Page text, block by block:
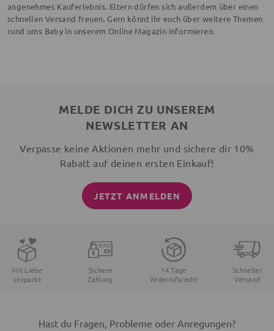
angenehmes Kauferlebnis. Eltern dürfen sich außerdem über einen
schnellen Versand freuen. Gern könnt ihr euch über weitere Themen
rund ums Baby in unserem Online Magazin informieren.
MELDE DICH ZU UNSEREM
NEWSLETTER AN
Verpasse keine Aktionen mehr und sichere dir 10%
Rabatt auf deinen ersten Einkauf!
JETZT ANMELDEN
Mit Liebe
verpackt
Sichere
Zahlung
14 Tage
Widerrufsrecht
Schneller
Versand
Hast du Fragen, Probleme oder Anregungen?